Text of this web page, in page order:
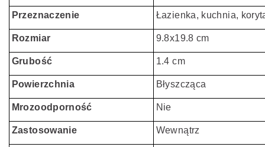
Przeznaczenie Łazienka, kuchnia,
Rozmiar 9.8x19.8 cm
Grubość 1.4 cm
Powierzchnia Błyszcząca
Mrozoodporność Nie
Zastosowanie Wewnątrz